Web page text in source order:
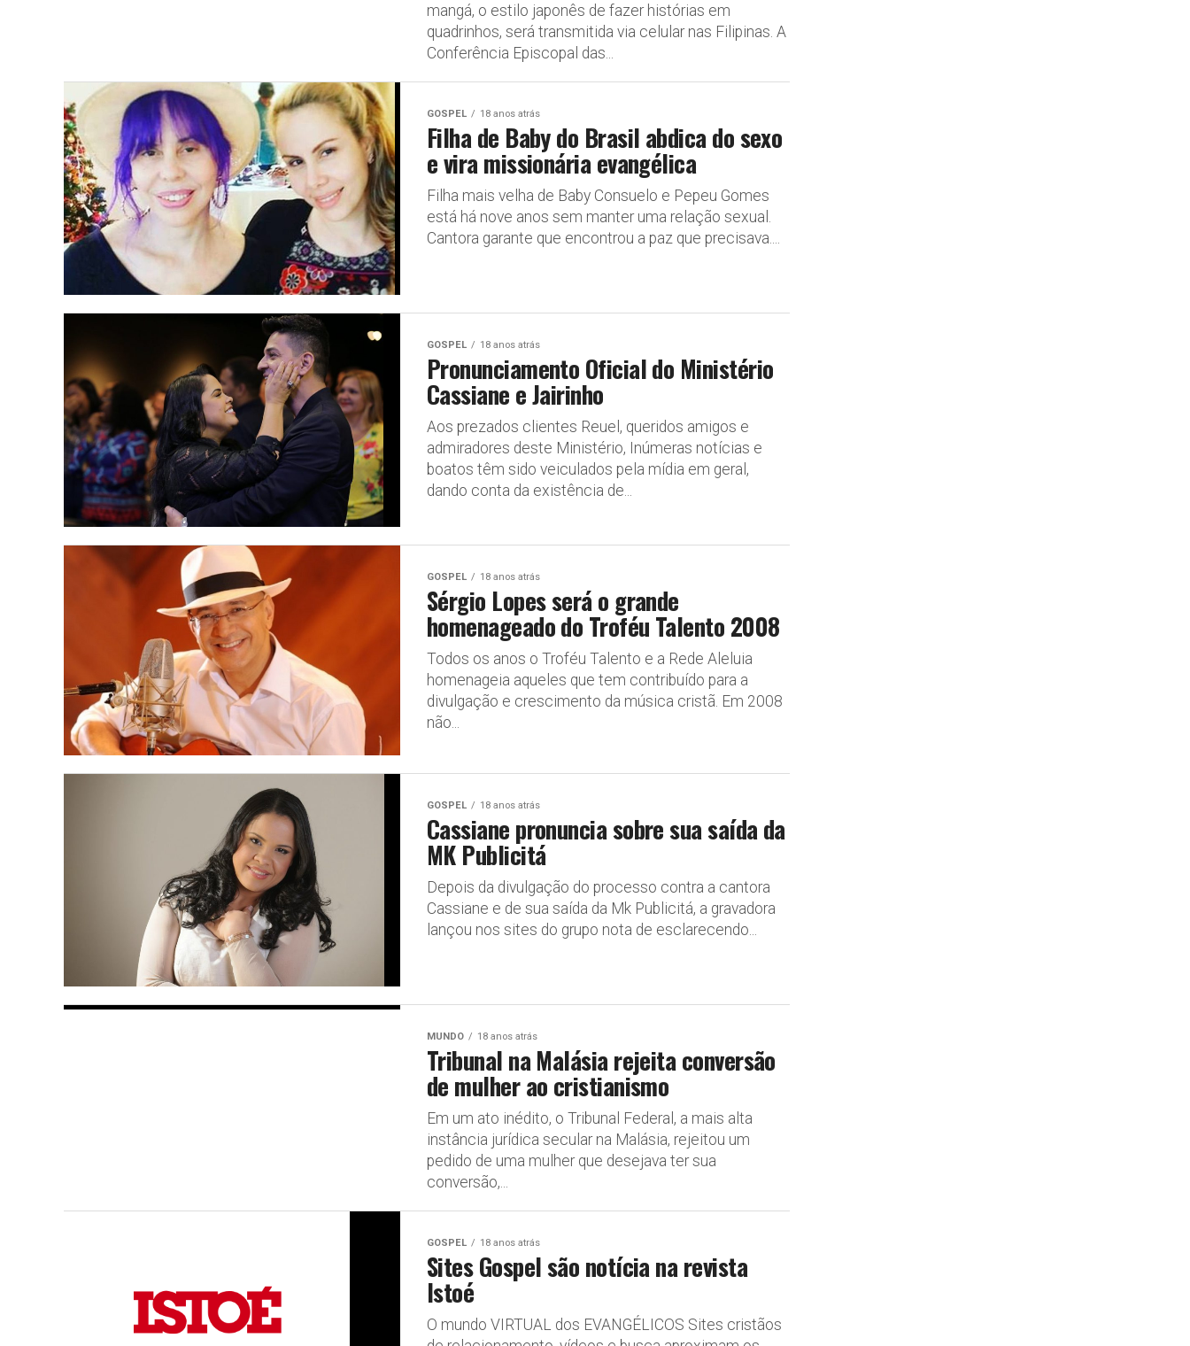
mangá, o estilo japonês de fazer histórias em
quadrinhos, será transmitida via celular nas Filipinas. A
Conferência Episcopal das...
GOSPEL 18 anos atrás
Filha de Baby do Brasil abdica do sexo
e vira missionária evangélica
Filha mais velha de Baby Consuelo e Pepeu Gomes
está há nove anos sem manter uma relação sexual.
Cantora garante que encontrou a paz que precisava....
GOSPEL 18 anos atrás
Pronunciamento Oficial do Ministério
Cassiane e Jairinho
Aos prezados clientes Reuel, queridos amigos e
admiradores deste Ministério, Inúmeras notícias e
boatos têm sido veiculados pela mídia em geral,
dando conta da existência de...
GOSPEL 18 anos atrás
Sérgio Lopes será o grande
homenageado do Troféu Talento 2008
Todos os anos o Troféu Talento e a Rede Aleluia
homenageia aqueles que tem contribuído para a
divulgação e crescimento da música cristã. Em 2008
não...
GOSPEL 18 anos atrás
Cassiane pronuncia sobre sua saída da
MK Publicitá
Depois da divulgação do processo contra a cantora
Cassiane e de sua saída da Mk Publicitá, a gravadora
lançou nos sites do grupo nota de esclarecendo...
MUNDO 18 anos atrás
Tribunal na Malásia rejeita conversão
de mulher ao cristianismo
Em um ato inédito, o Tribunal Federal, a mais alta
instância jurídica secular na Malásia, rejeitou um
pedido de uma mulher que desejava ter sua
conversão,...
GOSPEL 18 anos atrás
Sites Gospel são notícia na revista
Istoé
O mundo VIRTUAL dos EVANGÉLICOS Sites cristãos